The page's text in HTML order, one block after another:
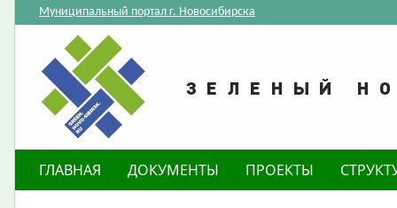
Муниципальный портал г. Новосибирска
ГЛАВНАЯ ДОКУМЕНТЫ ПРОЕКТЫ